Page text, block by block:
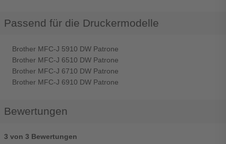
Passend für die Druckermodelle
Brother MFC-J 5910 DW Patrone
Brother MFC-J 6510 DW Patrone
Brother MFC-J 6710 DW Patrone
Brother MFC-J 6910 DW Patrone
Bewertungen
3 von 3 Bewertungen